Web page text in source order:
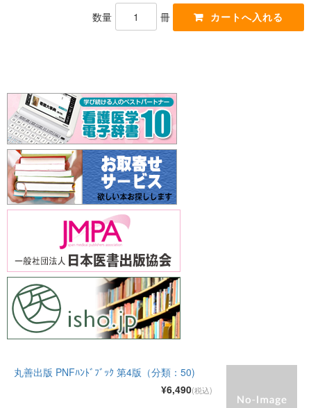
数量 冊
丸善出版 PNFﾊﾝﾄﾞﾌﾞｯｸ 第4版（分類：50)
¥6,490(税込)